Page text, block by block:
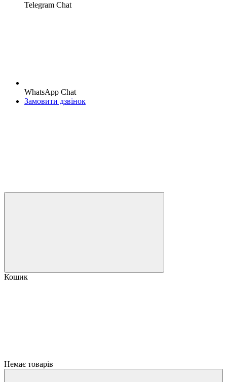
Telegram Chat
WhatsApp Chat
Замовити дзвінок
Кошик
Немає товарів